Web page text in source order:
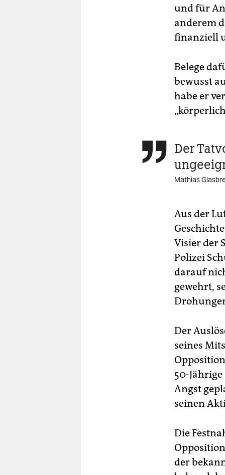
und für
anderem
finanziell
Belege
bewusst
habe er
 Der
Mathias
Aus der
Visier der
Polizei
darauf
gewehrt,
Der
seines
50-
Angst
seinen
Die
der